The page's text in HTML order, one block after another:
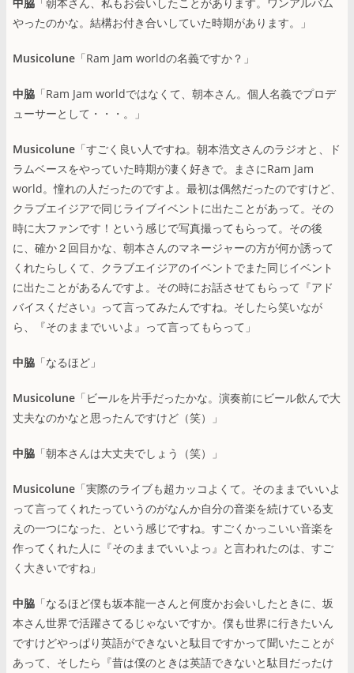
やったのかな。結構お付き合いしていた時期があります。」
Musicolune 「Ram Jam worldの名義ですか？」
中脇 「Ram Jam worldではなくて、朝本さん。個人名義でプロデ
ューサーとして・・・。」
Musicolune 「すごく良い人ですね。朝本浩文さんのラジオと、ド
ラムベースをやっていた時期が凄く好きで。まさにRam Jam
world。憧れの人だったのですよ。最初は偶然だったのですけど、
クラブエイジアで同じライブイベントに出たことがあって。その
時に大ファンです！という感じで写真撮ってもらって。その後
に、確か２回目かな、朝本さんのマネージャーの方が何か誘って
くれたらしくて、クラブエイジアのイベントでまた同じイベント
に出たことがあるんですよ。その時にお話させてもらって『アド
バイスください』って言ってみたんですね。そしたら笑いなが
ら、『そのままでいいよ』って言ってもらって」
中脇 「なるほど」
Musicolune 「ビールを片手だったかな。演奏前にビール飲んで大
丈夫なのかなと思ったんですけど（笑）」
中脇 「朝本さんは大丈夫でしょう（笑）」
Musicolune 「実際のライブも超カッコよくて。そのままでいいよ
って言ってくれたっていうのがなんか自分の音楽を続けている支
えの一つになった、という感じですね。すごくかっこいい音楽を
作ってくれた人に『そのままでいいよっ』と言われたのは、すご
く大きいですね」
中脇 「なるほど僕も坂本龍一さんと何度かお会いしたときに、坂
本さん世界で活躍さてるじゃないですか。僕も世界に行きたいん
ですけどやっぱり英語ができないと駄目ですかって聞いたことが
あって、そしたら『昔は僕のときは英語できないと駄目だったけ